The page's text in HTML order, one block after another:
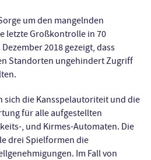
um den mangelnden
letzte Großkontrolle in 70
2018 gezeigt, dass
Standorten ungehindert Zugriff
sich die Kansspelautoriteit und die
für alle aufgestellten
, und Kirmes-Automaten. Die
drei Spielformen die
Im Fall von